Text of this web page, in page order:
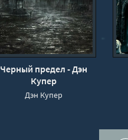
Черный предел - Дэн
Купер
Дэн Купер